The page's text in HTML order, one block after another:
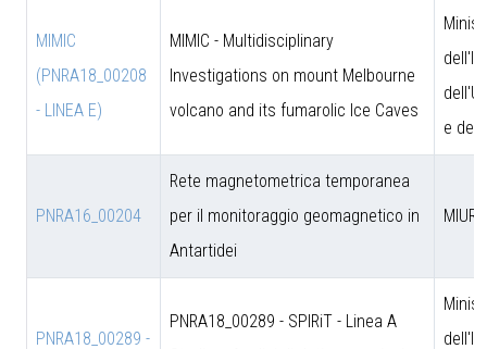
MIMIC
(PNRA18_00208
- LINEA E)
MIMIC - Multidisciplinary
Investigations on mount Melbourne
volcano and its fumarolic Ice Caves
e
PNRA16_00204
Rete magnetometrica temporanea
per il monitoraggio geomagnetico in
Antartidei
MIUR
PNRA18_00289 -
PNRA18_00289 - SPIRiT - Linea A